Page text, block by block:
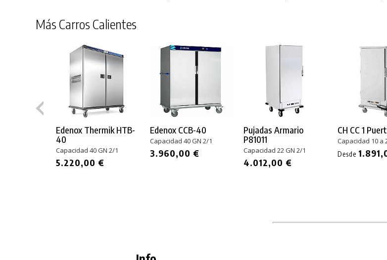
Más Carros Calientes
Edenox Thermik HTB-
40
Capacidad 40 GN 2/1
5.220,00 €
Edenox CCB-40
Capacidad 40 GN 2/1
3.960,00 €
Pujadas Armario
P81011
Capacidad 22 GN 2/1
4.012,00 €
CH CC 1
Capacidad 10 a
Desde